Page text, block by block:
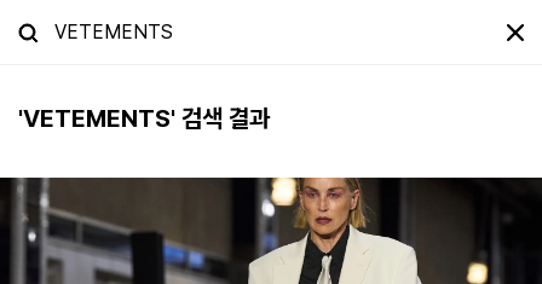
'VETEMENTS' 검색 결과